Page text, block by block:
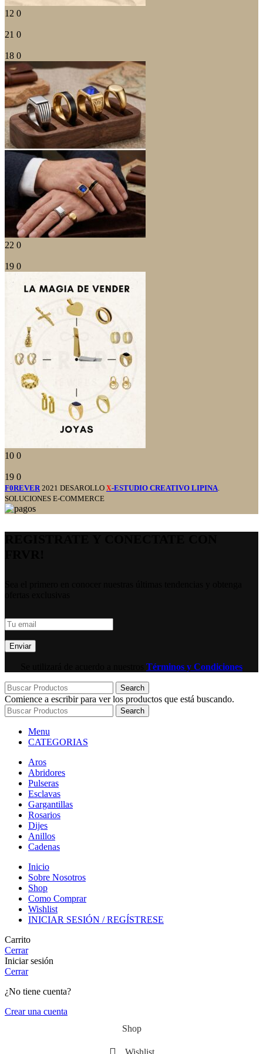
12 0
21 0
18 0
22 0
19 0
10 0
19 0
F0REVER 2021 DESAROLLO X-ESTUDIO CREATIVO LIPINA.
SOLUCIONES E-COMMERCE
Términos y Condiciones
Search
Comience a escribir para ver los productos que está buscando.
Search
Menu
CATEGORIAS
Aros
Abridores
Pulseras
Esclavas
Gargantillas
Rosarios
Dijes
Anillos
Cadenas
Inicio
Sobre Nosotros
Shop
Como Comprar
Wishlist
INICIAR SESIÓN / REGÍSTRESE
Carrito
Cerrar
Iniciar sesión
Cerrar
¿No tiene cuenta?
Crear una cuenta
Shop
Wishlist